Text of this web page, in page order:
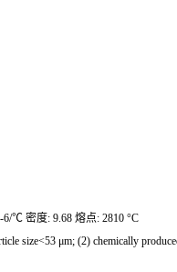
℃ 密度: 9.68 熔点: 2810 °C
size<53 μm; (2) chemically